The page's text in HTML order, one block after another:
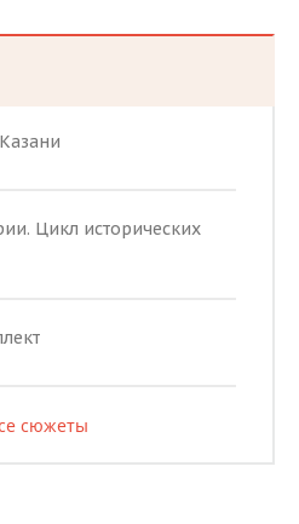
Цикл исторических
сюжеты